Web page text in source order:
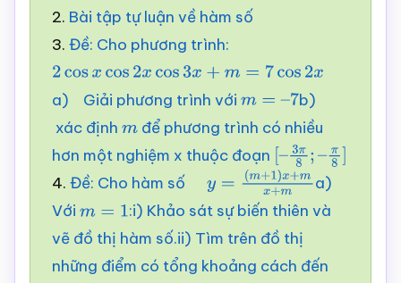
2. Bài tập tự luận về hàm số
3. Đề: Cho phương trình:
2cosxcos2 xcos3x+m= 7cos2 x
a) Giải phương trình với m=– 7
b)
xác định mđể phương trình có nhiều
hơn một nghiệm x thuộc đoạn [–3π8;–
π8]
4. Đề: Cho hàm số y =
( m+1)x+ mx+m
a)
Với m=1
:i) Khảo sát sự biến thiên và
vẽ đồ thị hàm số.ii) Tìm trên đồ thị
những điểm có tổng khoảng cách đến